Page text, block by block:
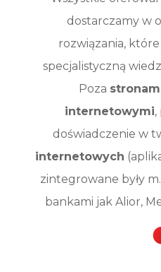
dostarczamy w
rozwiązania,
specjalistyczną
Poza
internetowymi,
doświadczenie w
internetowych
zintegrowane były
bankami jak Alior,